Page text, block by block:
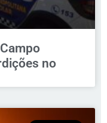
no